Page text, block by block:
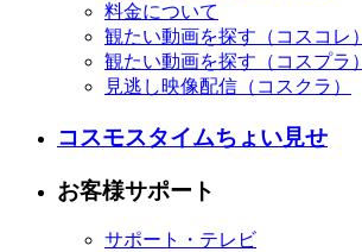
料金について
観たい動画を探す（コスコレ）
観たい動画を探す（コスプラ）
見逃し映像配信（コスクラ）
コスモスタイムちょい見せ
お客様サポート
サポート・テレビ